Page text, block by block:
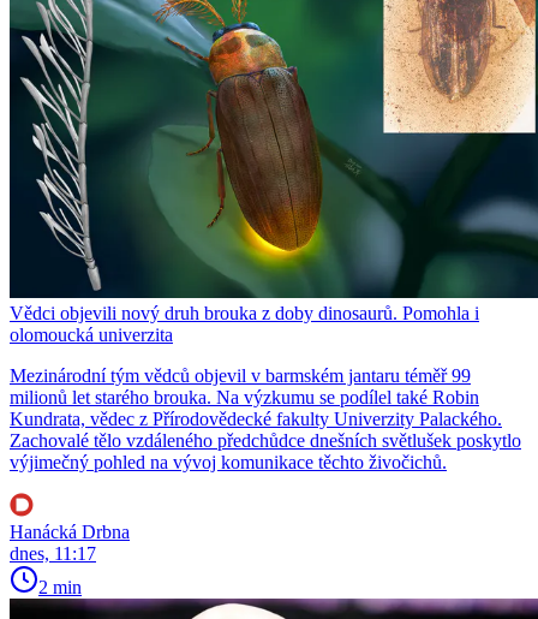
Vědci objevili nový druh brouka z doby dinosaurů. Pomohla i
olomoucká univerzita
Mezinárodní tým vědců objevil v barmském jantaru téměř 99
milionů let starého brouka. Na výzkumu se podílel také Robin
Kundrata, vědec z Přírodovědecké fakulty Univerzity Palackého.
Zachovalé tělo vzdáleného předchůdce dnešních světlušek poskytlo
výjimečný pohled na vývoj komunikace těchto živočichů.
Hanácká Drbna
dnes, 11:17
2 min